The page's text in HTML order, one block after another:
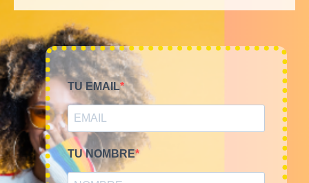
TU EMAIL
TU NOMBRE